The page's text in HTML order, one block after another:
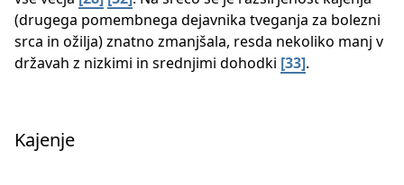
(drugega pomembnega dejavnika tveganja za bolezni
srca in ožilja) znatno zmanjšala, resda nekoliko manj v
državah z nizkimi in srednjimi dohodki ​ [33]​​.
Kajenje